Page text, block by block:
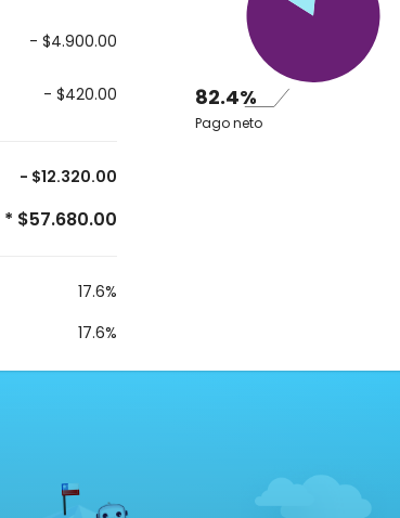
- $4.900.00
- $420.00
- $12.320.00
* $57.680.00
17.6%
17.6%
82.4%
Pago neto